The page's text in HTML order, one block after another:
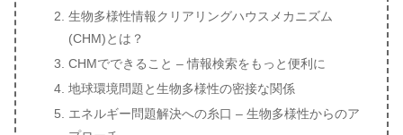
生物多様性情報クリアリングハウスメカニズム
(CHM)とは？
CHMでできること – 情報検索をもっと便利に
地球環境問題と生物多様性の密接な関係
エネルギー問題解決への糸口 – 生物多様性からのア